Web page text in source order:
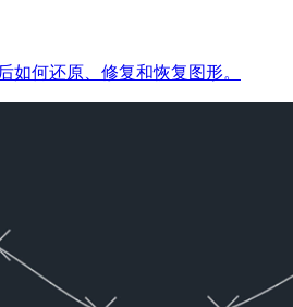
如何还原、修复和恢复图形。